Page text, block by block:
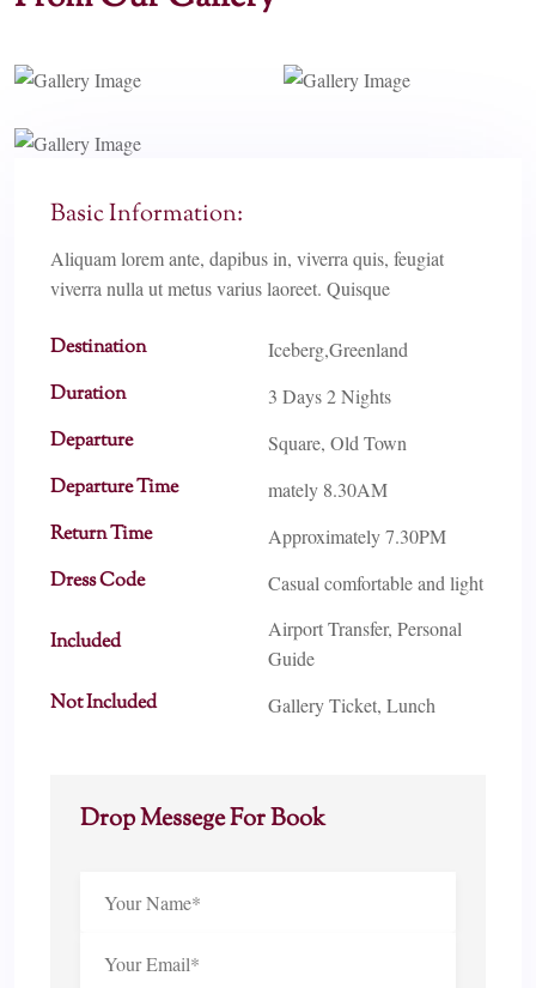
Basic Information:
Aliquam lorem ante, dapibus in, viverra quis, feugiat
viverra nulla ut metus varius laoreet. Quisque
Destination Iceberg,Greenland
Duration 3 Days 2 Nights
Departure Square, Old Town
Departure Time mately 8.30AM
Return Time Approximately 7.30PM
Dress Code Casual comfortable and light
Included
Airport Transfer, Personal
Guide
Not Included Gallery Ticket, Lunch
Drop Messege For Book